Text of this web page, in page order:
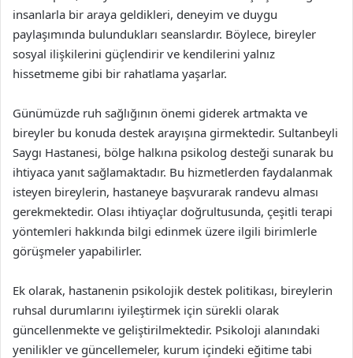
insanlarla bir araya geldikleri, deneyim ve duygu
paylaşımında bulundukları seanslardır. Böylece, bireyler
sosyal ilişkilerini güçlendirir ve kendilerini yalnız
hissetmeme gibi bir rahatlama yaşarlar.
Günümüzde ruh sağlığının önemi giderek artmakta ve
bireyler bu konuda destek arayışına girmektedir. Sultanbeyli
Saygı Hastanesi, bölge halkına psikolog desteği sunarak bu
ihtiyaca yanıt sağlamaktadır. Bu hizmetlerden faydalanmak
isteyen bireylerin, hastaneye başvurarak randevu alması
gerekmektedir. Olası ihtiyaçlar doğrultusunda, çeşitli terapi
yöntemleri hakkında bilgi edinmek üzere ilgili birimlerle
görüşmeler yapabilirler.
Ek olarak, hastanenin psikolojik destek politikası, bireylerin
ruhsal durumlarını iyileştirmek için sürekli olarak
güncellenmekte ve geliştirilmektedir. Psikoloji alanındaki
yenilikler ve güncellemeler, kurum içindeki eğitime tabi